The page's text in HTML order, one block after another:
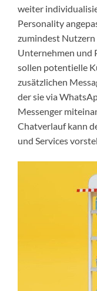
weiter
Personality
zumindest
Unternehmen und
sollen potentielle
zusätzlichen
der sie via
Messenger
Chatverlauf kann
und Services